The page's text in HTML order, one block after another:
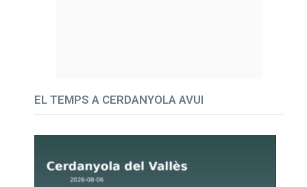
EL TEMPS A CERDANYOLA AVUI